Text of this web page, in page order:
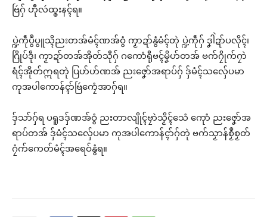
ဗြဴဂှ် ဟီုလဴထ္ၜးနၚ်ရ။
ပ္ဍဲကဵုပွဳပွူသ္ၚိညးတအ်မံၚ်ဏအ်ဝွံ ကၟာဍာ်နွံမံၚ်တုဲ ပ္ဍဲကဵုဂှ် ဒၞါဲဍာ်ပလိုၚ်၊
ဂြိုပ်ဒဵု၊ ကၟာဍာ်တအ်အိုတ်သီုဂှ် ဂကောံရီုဗၚ်မၞိဟ်တအ် ဗက်ဂၠိုက်ဂၠာဲ
ရံၚ်အိုတ်ဣရတုဲ ပြဟ်ဟ်ဏအ် ညးဇၞော်အရာပ်ဂှ် ဒှ်မံၚ်သလှ်ေပမာ
ကုအပါကောန်ၚာ်ဗြဴကၠေံအာဂှ်ရ။
ဒှ်သာ်ဂှ်ရ ပရူဒဒှ်ဏအ်ဝွံ ညးတာလျိုၚ်ဗၠာဲသၟိၚ်သေံ ကေုာံ ညးဇၞော်အ
ရာပ်တအ် ဒှ်မံၚ်သလှ်ေပမာ ကုအပါကောန်ၚာ်ဂှ်တုဲ ဗက်သၟာန်စၟဳစၟတ်
ဂၠံက်ကေတ်မံၚ်အရေဝ်နွံရ။